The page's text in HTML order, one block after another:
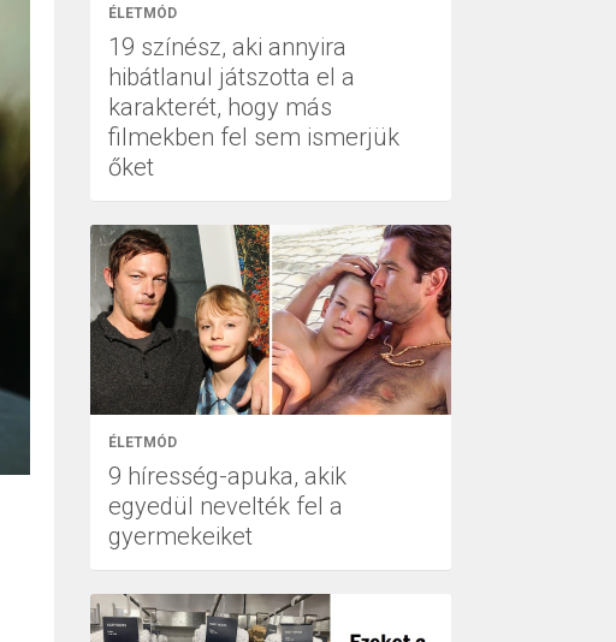
ÉLETMÓD
19 színész, aki annyira
hibátlanul játszotta el a
karakterét, hogy más
filmekben fel sem ismerjük
őket
ÉLETMÓD
9 híresség-apuka, akik
egyedül nevelték fel a
gyermekeiket